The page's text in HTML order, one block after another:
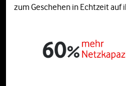
zum Geschehen in Echtzeit auf